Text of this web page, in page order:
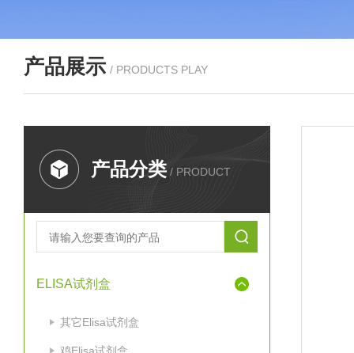
产品展示 / PRODUCTS PLAY
产品分类 / PRODUCT
ELISA试剂盒
其它Elisa试剂盒